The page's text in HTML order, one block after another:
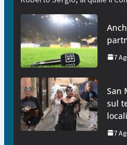
7
San
sul
7